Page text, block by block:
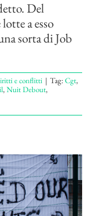
Del
a esso
sorta di Job
e conflitti | Tag:Cgt,
,Nuit Debout,